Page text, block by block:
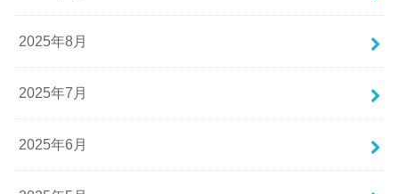
2025年8月
2025年7月
2025年6月